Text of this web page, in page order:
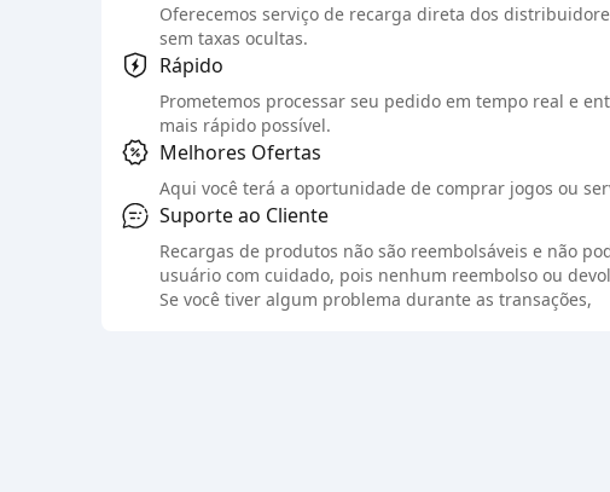
Oferecemos serviço de recarga direta dos
sem taxas ocultas.
Rápido
Prometemos processar seu pedido em tempo real e
mais rápido possível.
Melhores Ofertas
Aqui você terá a oportunidade de comprar jogos ou
Suporte ao Cliente
Recargas de produtos não são reembolsáveis e não
usuário com cuidado, pois nenhum reembolso ou
Se você tiver algum problema durante as transações,